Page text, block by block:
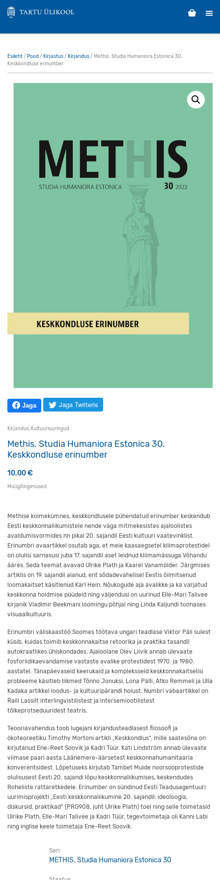
Esileht/ Pood / Kirjastus/ Kirjandus/ Methis. Studia Humaniora Estonica 30.
Keskkondluse erinumber
Jaga Jaga Twitteris
Kirjandus, Kultuuriuuringud
Methis. Studia Humaniora Estonica 30.
Keskkondluse erinumber
10,00€
Müügitingimused
Methise kolmekümnes, keskkondlusele pühendatud erinumber keskendub
Eesti keskkonnaliikumistele nende väga mitmekesistes ajaloolistes
avaldumisvormides nn pikal 20. sajandil Eesti kultuuri vaatevinklist.
Erinumbri avaartikkel osutab aga, et meie kaasaegsetel kliimaprotestidel
on olulisi sarnasusi juba 17. sajandil aset leidnud kliimamässuga Võhandu
ääres. Seda teemat avavad Ulrike Plath ja Kaarel Vanamölder. Järgmises
artiklis on 19. sajandil alanud, ent sõdadevahelisel Eestis õilmitsenud
loomakaitset käsitlenud Karl Hein. Nõukogude aja avalikke ja ka varjatud
keskkonna hoidmise püüdeid ning väljendusi on uurinud Elle-Mari Talivee
kirjanik Vladimir Beekmani loomingu põhjal ning Linda Kaljundi toonases
visuaalkultuuris.
Erinumbri väliskaastöö Soomes töötava ungari teadlase Viktor Páli sulest
küsib, kuidas toimib keskkonnakaitse retoorika ja praktika tasandil
autokraatlikes ühiskondades. Ajaloolane Olev Liivik annab ülevaate
fosforiidikaevandamise vastaste avalike protestidest 1970. ja 1980.
aastatel. Tänapäevaseid keerukaid ja kompleksseid keskkonnakaitselisi
probleeme käsitleb liikmed Tõnno Jonuksi, Lona Pälli, Atko Remmeli ja Ulla
Kadaka artikkel loodus- ja kultuuripärandi hoiust. Numbri vabaartikkel on
Raili Lassilt interlingvistilistest ja intersemiootilistest
tõlkeprotseduuridest teatris.
Teooriavahendus toob lugejani kirjandusteadlasest filosoofi ja
ökoteoreetiku Timothy Mortoni artikli „Keskkondlus“, mille saatesõna on
kirjutanud Ene-Reet Soovik ja Kadri Tüür. Kati Lindström annab ülevaate
viimase paari aasta Läänemere-äärsetest keskkonnahumanitaaria
konverentsidest. Lõpetuseks kirjutab Tambet Muide noorsooprotestide
olulisusest Eesti 20. sajandi lõpu keskkonnaliikumises, keskendudes
Roheliste rattaretkedele. Erinumber on sündinud Eesti Teadusagentuuri
uurimisprojekti „Eesti keskkonnaliikumine 20. sajandil: ideoloogia,
diskursid, praktikad” (PRG908, juht Ulrike Plath) toel ning selle toimetasid
Ulrike Plath, Elle-Mari Talivee ja Kadri Tüür, tegevtoimetaja oli Kanni Labi
ning inglise keele toimetaja Ene-Reet Soovik.
Sari
METHIS. Studia Humaniora Estonica 30